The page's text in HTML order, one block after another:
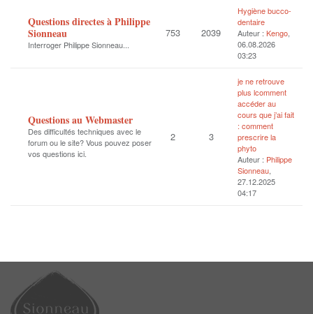
Questions directes à Philippe
Sionneau
Interroger Philippe Sionneau...
753 2039
Hygiène bucco-
dentaire
Auteur : Kengo,
06.08.2026
03:23
Questions au Webmaster
Des difficultés techniques avec le
forum ou le site? Vous pouvez poser
vos questions ici.
2 3
je ne retrouve
plus lcomment
accéder au
cours que j’ai fait
: comment
prescrire la
phyto
Auteur : Philippe
Sionneau,
27.12.2025
04:17